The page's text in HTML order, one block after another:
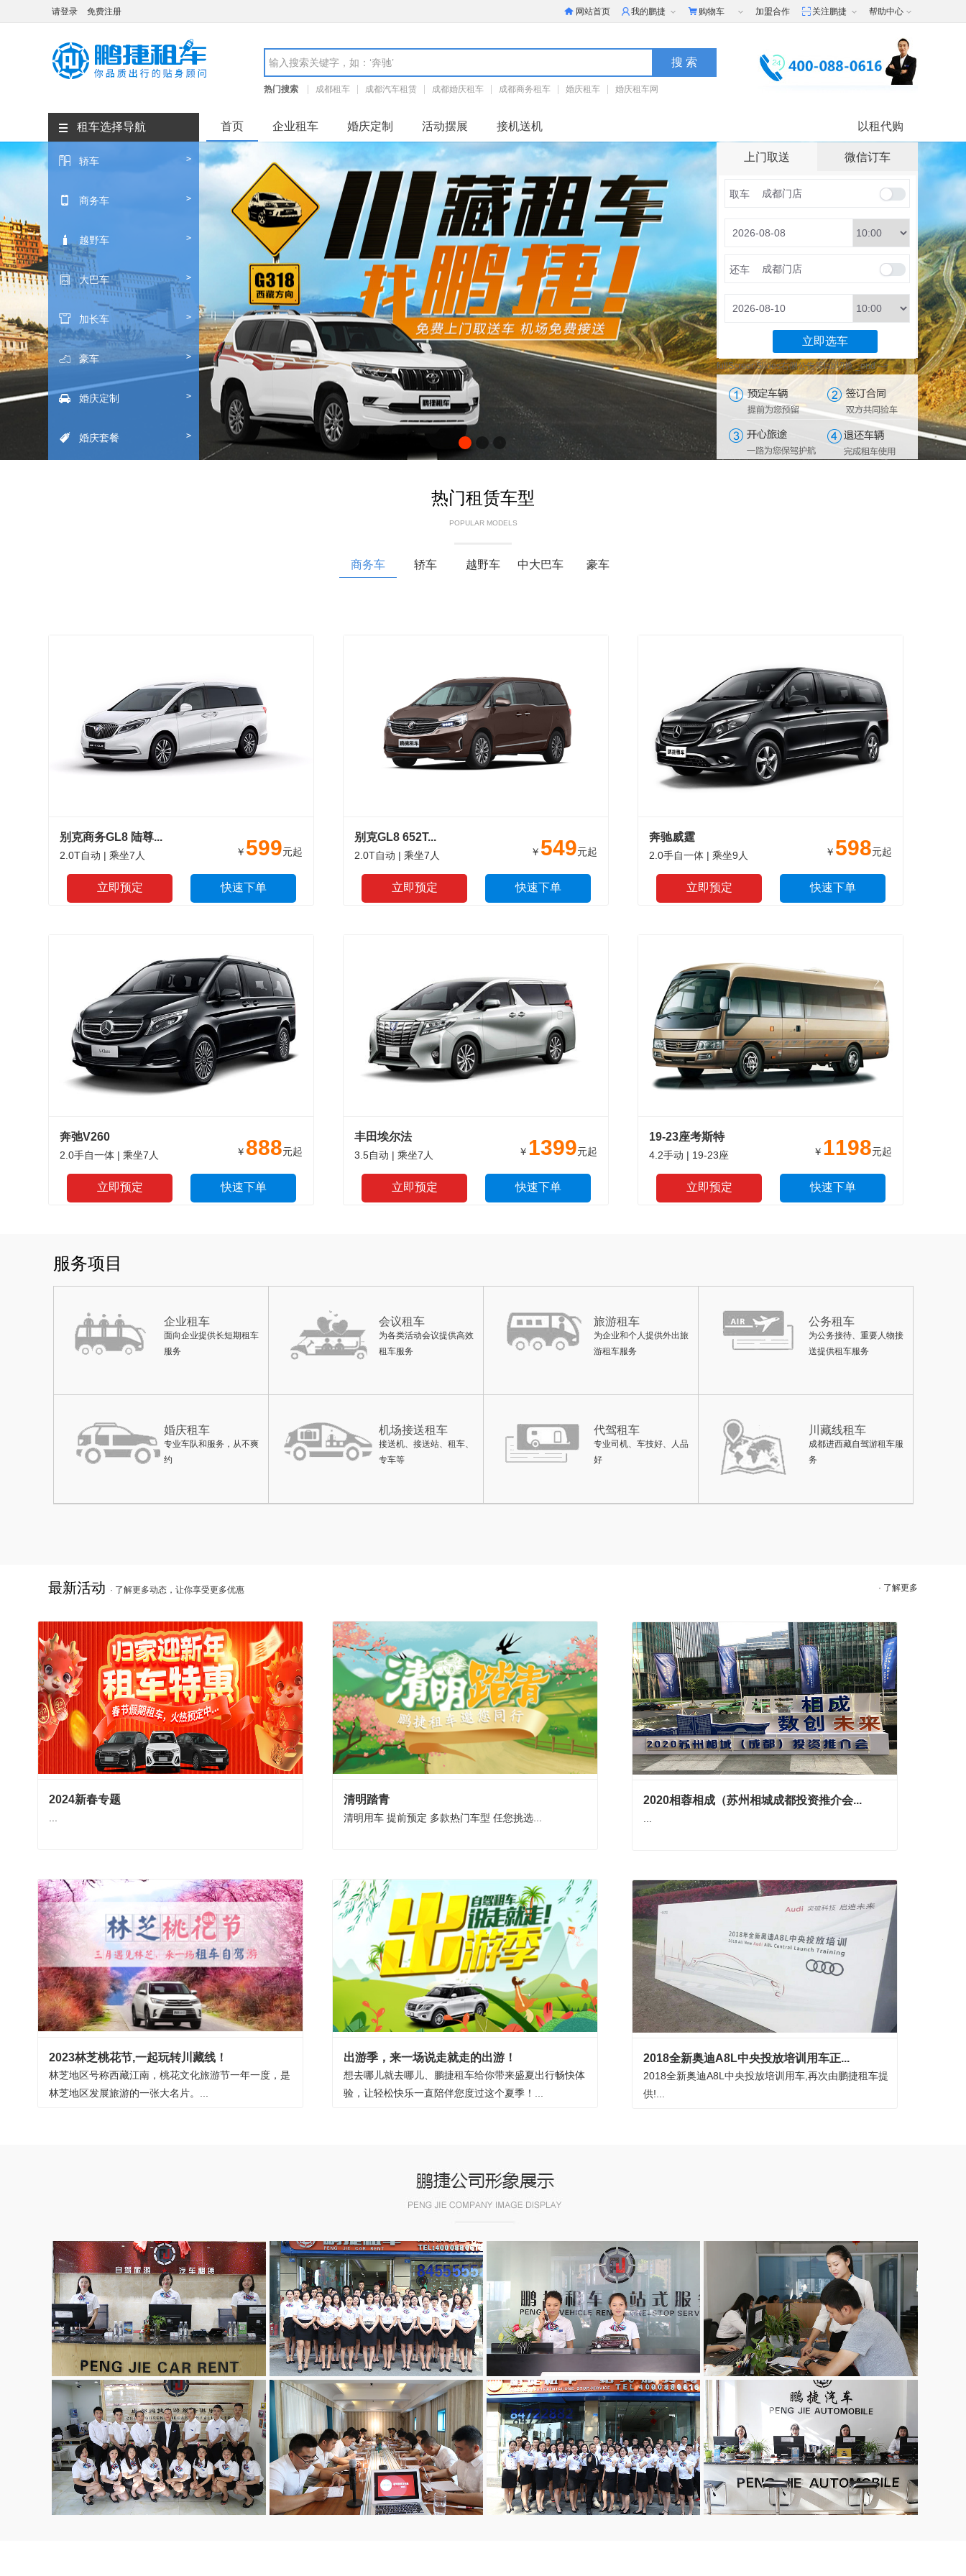
请登录 免费注册 网站首页 我的鹏捷 购物车 加盟合作 关注鹏捷 帮助中心
热门搜索 成都租车 成都汽车租赁 成都婚庆租车 成都商务租车 婚庆租车
婚庆租车网
租车选择导航 首页 企业租车 婚庆定制 活动摆展 接机送机 以租代购
 轿车 >
 商务车 >
 越野车 >
 大巴车 >
 加长车 >
 豪车 >
 婚庆定制 >
 婚庆套餐 >
上门取送 微信订车
取车
还车
立即选车
fullScreenSlides右侧公告等tab切换 _end -->
热门租赁车型
POPULAR MODELS
商务车 轿车 越野车 中大巴车 豪车
别克商务GL8 陆尊...
2.0T自动 | 乘坐7人 ￥ 599元起
立即预定 快速下单
别克GL8 652T...
2.0T自动 | 乘坐7人 ￥ 549元起
立即预定 快速下单
奔驰威霆
2.0手自一体 | 乘坐9人 ￥ 598元起
立即预定 快速下单
奔弛V260
2.0手自一体 | 乘坐7人 ￥ 888元起
立即预定 快速下单
丰田埃尔法
3.5自动 | 乘坐7人 ￥ 1399元起
立即预定 快速下单
19-23座考斯特
4.2手动 | 19-23座 ￥ 1198元起
立即预定 快速下单
服务项目
企业租车
面向企业提供长短期租车
服务
会议租车
为各类活动会议提供高效
租车服务
旅游租车
为企业和个人提供外出旅
游租车服务
公务租车
为公务接待、重要人物接
送提供租车服务
婚庆租车
专业车队和服务，从不爽
约
机场接送租车
接送机、接送站、租车、
专车等
代驾租车
专业司机、车技好、人品
好
川藏线租车
成都进西藏自驾游租车服
务
最新活动 · 了解更多动态，让你享受更多优惠
2024新春专题 清明踏青
清明用车 提前预定 多款热门车型 任您挑选...
2023林芝桃花节,一起玩转川藏线！
林芝地区号称西藏江南，桃花文化旅游节一年一度，是
林芝地区发展旅游的一张大名片。...
出游季，来一场说走就走的出游！
想去哪儿就去哪儿、鹏捷租车给你带来盛夏出行畅快体
验，让轻松快乐一直陪伴您度过这个夏季！...
· 了解更多
2020相蓉相成（苏州相城成都投资推介会...
2018全新奥迪A8L中央投放培训用车正...
2018全新奥迪A8L中央投放培训用车,再次由鹏捷租车提
供!...